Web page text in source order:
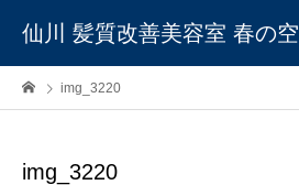
仙川 髪質改善美容室 春の空
img_3220
img_3220